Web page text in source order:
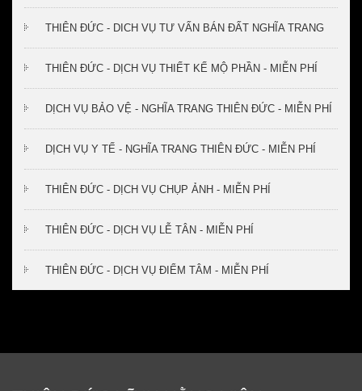
THIÊN ĐỨC - DICH VỤ TƯ VẤN BÁN ĐẤT NGHĨA TRANG
THIÊN ĐỨC - DỊCH VỤ THIẾT KẾ MỘ PHẦN - MIỄN PHÍ
DỊCH VỤ BẢO VỆ - NGHĨA TRANG THIÊN ĐỨC - MIỄN PHÍ
DỊCH VỤ Y TẾ - NGHĨA TRANG THIÊN ĐỨC - MIỄN PHÍ
THIÊN ĐỨC - DỊCH VỤ CHỤP ẢNH - MIỄN PHÍ
THIÊN ĐỨC - DỊCH VỤ LỄ TÂN - MIỄN PHÍ
THIÊN ĐỨC - DỊCH VỤ ĐIỂM TÂM - MIỄN PHÍ